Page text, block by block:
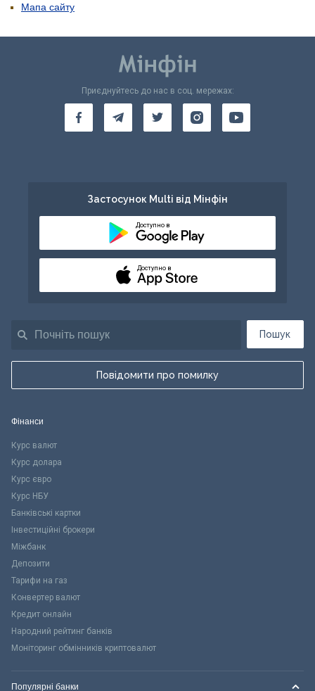
Мапа сайту
Пошук
Повідомити про помилку
Приєднуйтесь до нас в соц. мережах:
Застосунок Multi від Мінфін
Доступно в
Доступно в
Фінанси
Курс валют
Курс долара
Курс євро
Курс НБУ
Банківські картки
Інвестиційні брокери
Міжбанк
Депозити
Тарифи на газ
Конвертер валют
Кредит онлайн
Народний рейтинг банків
Моніторинг обмінників криптовалют
Популярні банки